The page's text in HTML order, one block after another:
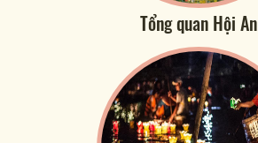
Tổng quan Hội An